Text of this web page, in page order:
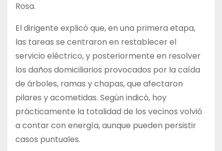
Rosa.
El dirigente explicó que, en una primera etapa,
las tareas se centraron en restablecer el
servicio eléctrico, y posteriormente en resolver
los daños domiciliarios provocados por la caída
de árboles, ramas y chapas, que afectaron
pilares y acometidas. Según indicó, hoy
prácticamente la totalidad de los vecinos volvió
a contar con energía, aunque pueden persistir
casos puntuales.